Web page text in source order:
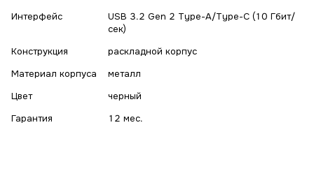
Интерфейс
USB 3.2 Gen 2 Type-A/Type-C (10 Гбит/
сек)
Конструкция
раскладной корпус
Материал корпуса
металл
Цвет
черный
Гарантия
12 мес.